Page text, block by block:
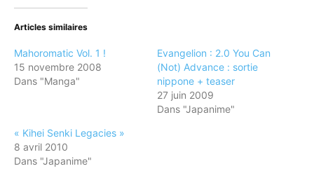
dans
nouvelle
fenêtre)
dans
nouvelle
fenêtre)
Articles similaires
Mahoromatic Vol. 1 !
15 novembre 2008
Dans "Manga"
Evangelion : 2.0 You Can
(Not) Advance : sortie
nippone + teaser
27 juin 2009
Dans "Japanime"
« Kihei Senki Legacies »
8 avril 2010
Dans "Japanime"